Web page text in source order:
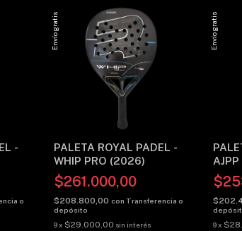
-
o
Envío gratis
PALETA ROYAL PADEL -
WHIP PRO (2026)
$261.000,00
$208.800,00 con Transferencia o
depósito
9x $29.000,00 sin interés
Envío gratis
9x